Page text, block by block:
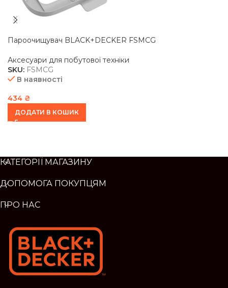
Пароочищувач BLACK+DECKER FSMCG
Аксесуари для побутової техніки
SKU: FSMCG
В наявності
434 ₴
ДОДАТИ В КОШИК
КАТЕГОРІЇ МАГАЗИНУ
ДОПОМОГА ПОКУПЦЯМ
ПРО НАС